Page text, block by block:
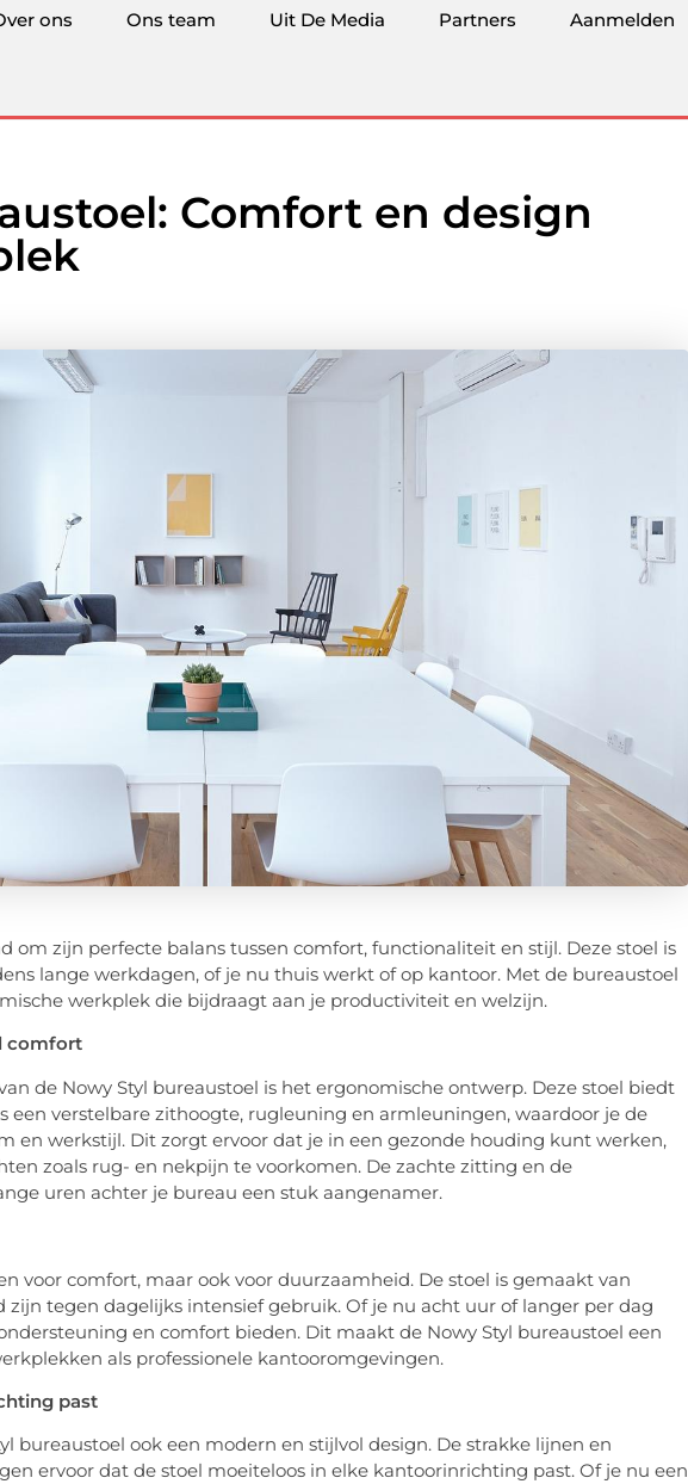
ons Ons team Uit De Media Partners Aanmelden
Comfort en design
om zijn perfecte balans tussen comfort, functionaliteit en stijl. Deze stoel is
lange werkdagen, of je nu thuis werkt of op kantoor. Met de bureaustoel
werkplek die bijdraagt aan je productiviteit en welzijn.
comfort
de Nowy Styl bureaustoel is het ergonomische ontwerp. Deze stoel biedt
een verstelbare zithoogte, rugleuning en armleuningen, waardoor je de
en werkstijl. Dit zorgt ervoor dat je in een gezonde houding kunt werken,
zoals rug- en nekpijn te voorkomen. De zachte zitting en de
uren achter je bureau een stuk aangenamer.
voor comfort, maar ook voor duurzaamheid. De stoel is gemaakt van
tegen dagelijks intensief gebruik. Of je nu acht uur of langer per dag
en comfort bieden. Dit maakt de Nowy Styl bureaustoel een
als professionele kantooromgevingen.
past
bureaustoel ook een modern en stijlvol design. De strakke lijnen en
ervoor dat de stoel moeiteloos in elke kantoorinrichting past. Of je nu een